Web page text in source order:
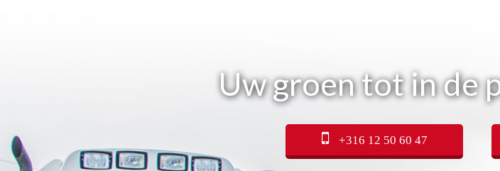
Uw groen tot in de
+316 12 50 60 47